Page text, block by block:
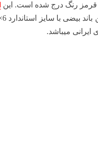
قرمز رنگ درج شده است. این
میباشد.